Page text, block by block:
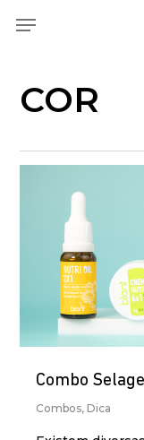
Menu
COR
Combo
Combos, Dica